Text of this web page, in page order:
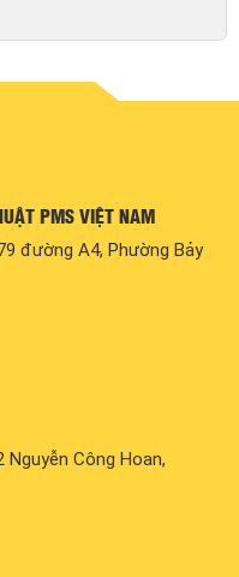
PMS VIỆT NAM
đường A4, Phường Bảy
Nguyễn Công Hoan,